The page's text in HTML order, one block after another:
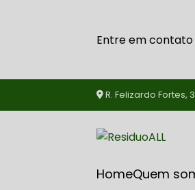
Entre em contato
R. Felizardo Fortes,
Home Quem